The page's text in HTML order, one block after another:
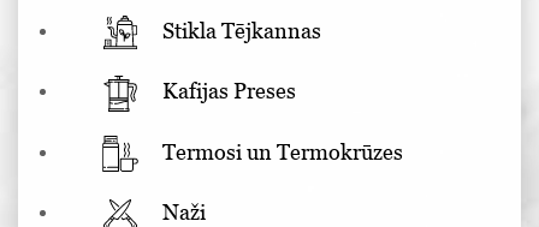
Stikla Tējkannas
Kafijas Preses
Termosi un Termokrūzes
Naži